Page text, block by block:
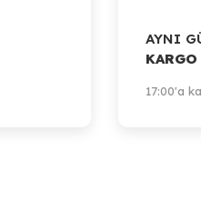
AYNI
KARGO
17:00'a